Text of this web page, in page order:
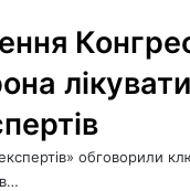
обговорили